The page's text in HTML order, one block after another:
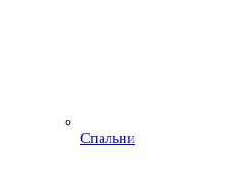
Спальни